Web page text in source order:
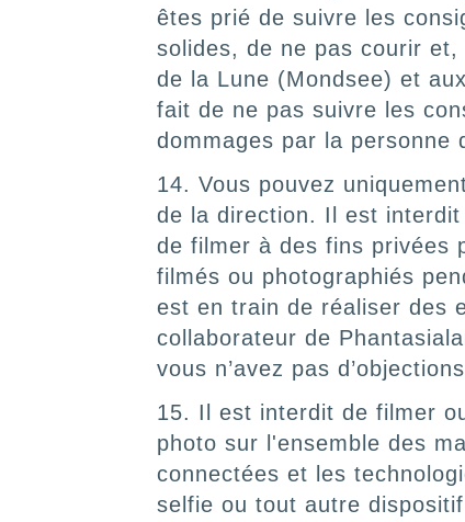
êtes prié de suivre les
solides, de ne pas courir
de la Lune (Mondsee) et
fait de ne pas suivre les
dommages par la personne
14. Vous pouvez
de la direction. Il est
de filmer à des fins privées
filmés ou photographiés
est en train de réaliser des
collaborateur de
vous n’avez pas
15. Il est interdit de filmer
photo sur l'ensemble des
connectées et les
selfie ou tout autre